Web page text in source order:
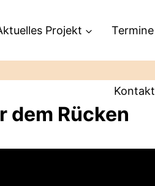
Projekt Termine
Kontakt
Rücken